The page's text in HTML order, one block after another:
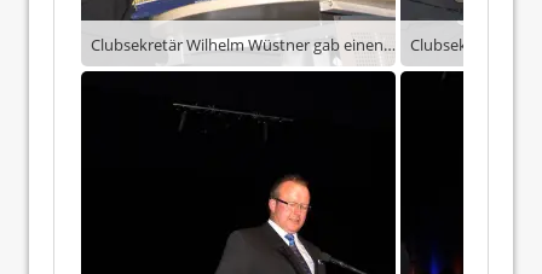
Clubsekretär Wilhelm Wüstner gab einen Rückblick über das vergangene Jahr.